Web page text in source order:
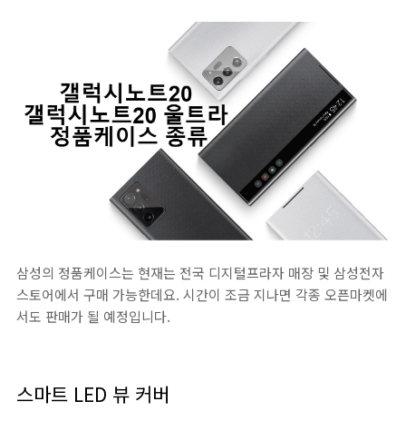
삼성의 정품케이스는 현재는 전국 디지털프라자 매장 및 삼성전자
스토어에서 구매 가능한데요. 시간이 조금 지나면 각종 오픈마켓에
서도 판매가 될 예정입니다.
스마트 LED 뷰 커버